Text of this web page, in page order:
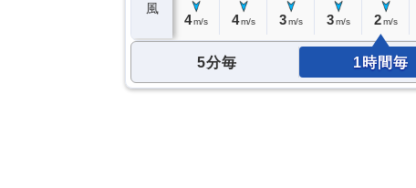
風
4 m/s 4 m/s 3 m/s 3 m/s 2 m/s
5分毎 1時間毎